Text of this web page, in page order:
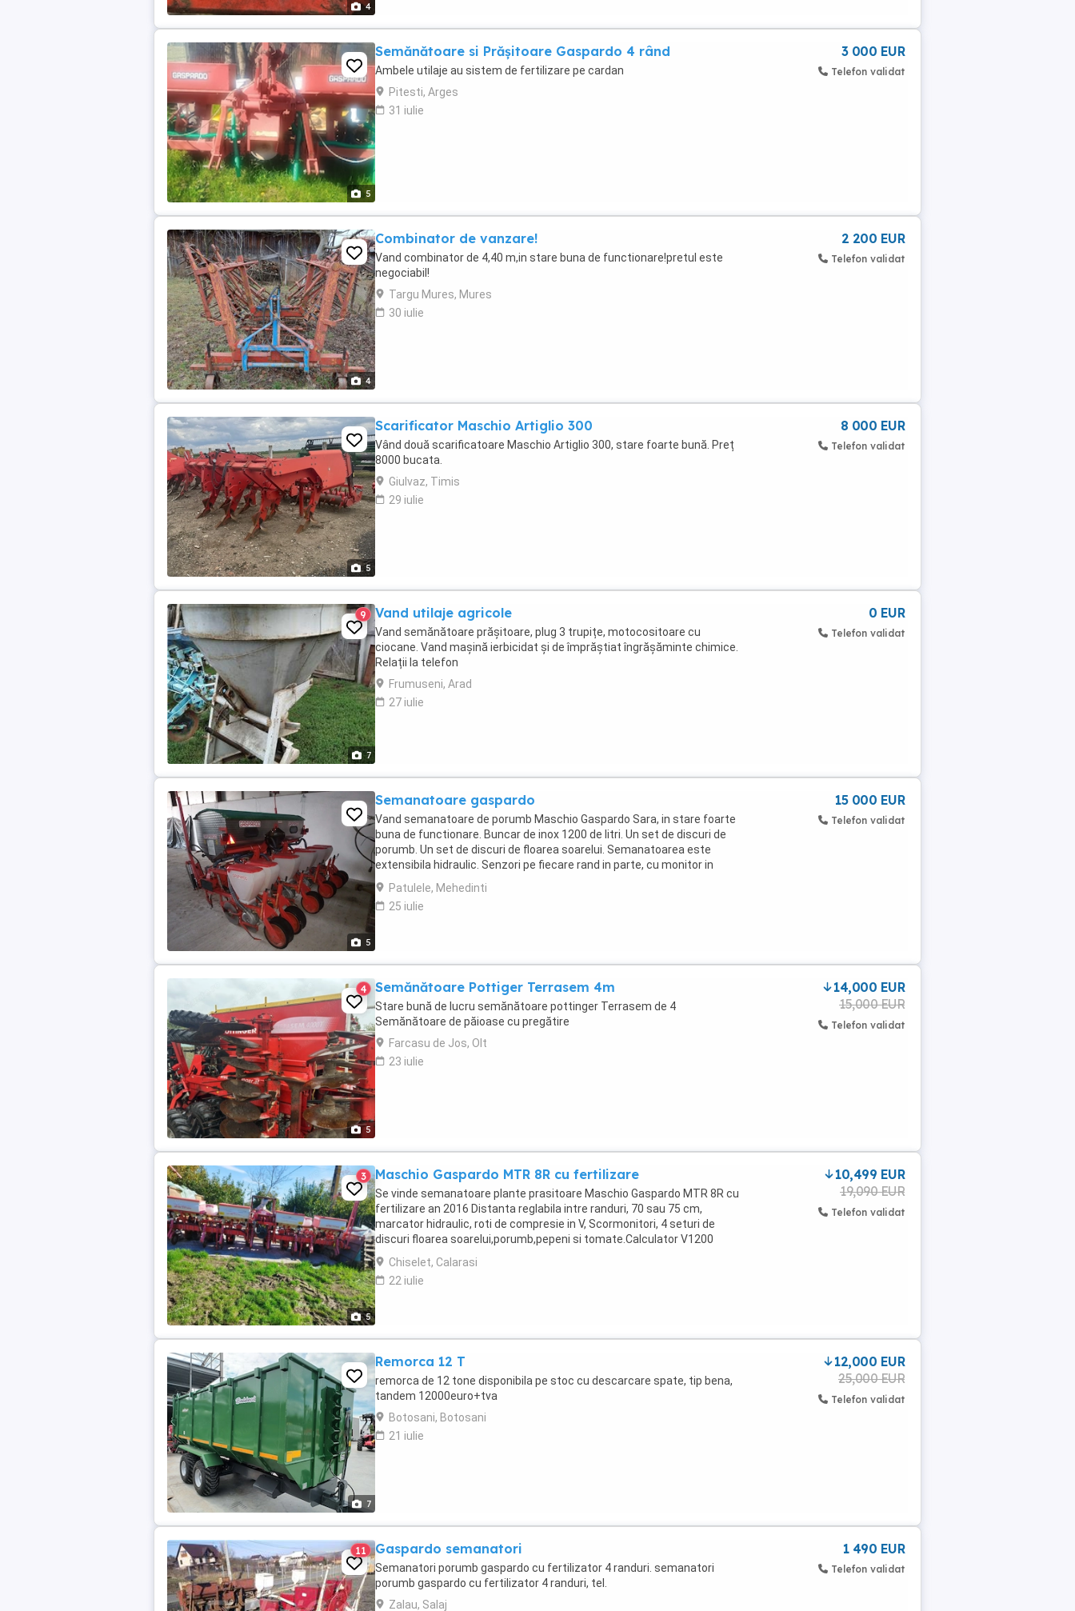
4
5
Semănătoare si Prășitoare Gaspardo 4 rând
Ambele utilaje au sistem de fertilizare pe cardan
Pitesti, Arges
31 iulie
3 000 EUR
Telefon validat
4
Combinator de vanzare!
Vand combinator de 4,40 m,in stare buna de functionare!pretul este
negociabil!
Targu Mures, Mures
30 iulie
2 200 EUR
Telefon validat
5
Scarificator Maschio Artiglio 300
Vând două scarificatoare Maschio Artiglio 300, stare foarte bună. Preț
8000 bucata.
Giulvaz, Timis
29 iulie
8 000 EUR
Telefon validat
7
9 Vand utilaje agricole
Vand semănătoare prășitoare, plug 3 trupițe, motocositoare cu
ciocane. Vand mașină ierbicidat și de împrăștiat îngrășăminte chimice.
Relații la telefon
Frumuseni, Arad
27 iulie
0 EUR
Telefon validat
5
Semanatoare gaspardo
Vand semanatoare de porumb Maschio Gaspardo Sara, in stare foarte
buna de functionare. Buncar de inox 1200 de litri. Un set de discuri de
porumb. Un set de discuri de floarea soarelui. Semanatoarea este
extensibila hidraulic. Senzori pe fiecare rand in parte, cu monitor in
cabina. An fabricatie 2018. Mai ...
Patulele, Mehedinti
25 iulie
15 000 EUR
Telefon validat
5
4 Semănătoare Pottiger Terrasem 4m
Stare bună de lucru semănătoare pottinger Terrasem de 4
Semănătoare de păioase cu pregătire
Farcasu de Jos, Olt
23 iulie
14,000 EUR
15,000 EUR
Telefon validat
5
3 Maschio Gaspardo MTR 8R cu fertilizare
Se vinde semanatoare plante prasitoare Maschio Gaspardo MTR 8R cu
fertilizare an 2016 Distanta reglabila intre randuri, 70 sau 75 cm,
marcator hidraulic, roti de compresie in V, Scormonitori, 4 seturi de
discuri floarea soarelui,porumb,pepeni si tomate.Calculator V1200
(control pe rand cu alarma, contor ...
Chiselet, Calarasi
22 iulie
10,499 EUR
19,090 EUR
Telefon validat
7
Remorca 12 T
remorca de 12 tone disponibila pe stoc cu descarcare spate, tip bena,
tandem 12000euro+tva
Botosani, Botosani
21 iulie
12,000 EUR
25,000 EUR
Telefon validat
11 Gaspardo semanatori
Semanatori porumb gaspardo cu fertilizator 4 randuri. semanatori
porumb gaspardo cu fertilizator 4 randuri, tel.
Zalau, Salaj
1 490 EUR
Telefon validat